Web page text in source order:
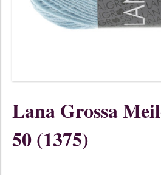
Lana Grossa
50 (1375)